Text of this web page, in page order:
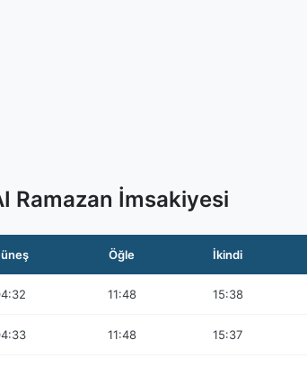
Ramazan İmsakiyesi
Öğle İkindi
11:48 15:38
11:48 15:37